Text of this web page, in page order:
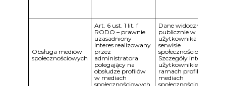
Obsługa mediów
społecznościowych
Art. 6 ust. 1 lit. f
RODO – prawnie
uzasadniony
interes realizowany
przez
administratora
polegający na
obsłudze profilów
w mediach
społecznościowych.
Dane widocznie
publicznie w profilu
użytkownika w
serwisie
społecznościowym.
Szczegóły interakcji z
użytkownikiem w
ramach profilów w
mediach
społecznościowych.